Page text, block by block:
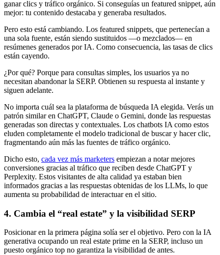
ganar clics y tráfico orgánico. Si conseguías un featured snippet, aún
mejor: tu contenido destacaba y generaba resultados.
Pero esto está cambiando. Los featured snippets, que pertenecían a
una sola fuente, están siendo sustituidos —o mezclados— en
resúmenes generados por IA. Como consecuencia, las tasas de clics
están cayendo.
¿Por qué? Porque para consultas simples, los usuarios ya no
necesitan abandonar la SERP. Obtienen su respuesta al instante y
siguen adelante.
No importa cuál sea la plataforma de búsqueda IA elegida. Verás un
patrón similar en ChatGPT, Claude o Gemini, donde las respuestas
generadas son directas y contextuales. Los chatbots IA como estos
eluden completamente el modelo tradicional de buscar y hacer clic,
fragmentando aún más las fuentes de tráfico orgánico.
Dicho esto, cada vez más marketers empiezan a notar mejores
conversiones gracias al tráfico que reciben desde ChatGPT y
Perplexity. Estos visitantes de alta calidad ya estaban bien
informados gracias a las respuestas obtenidas de los LLMs, lo que
aumenta su probabilidad de interactuar en el sitio.
4. Cambia el “real estate” y la visibilidad SERP
Posicionar en la primera página solía ser el objetivo. Pero con la IA
generativa ocupando un real estate prime en la SERP, incluso un
puesto orgánico top no garantiza la visibilidad de antes.